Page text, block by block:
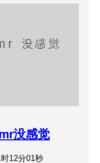
没感觉
12分01秒